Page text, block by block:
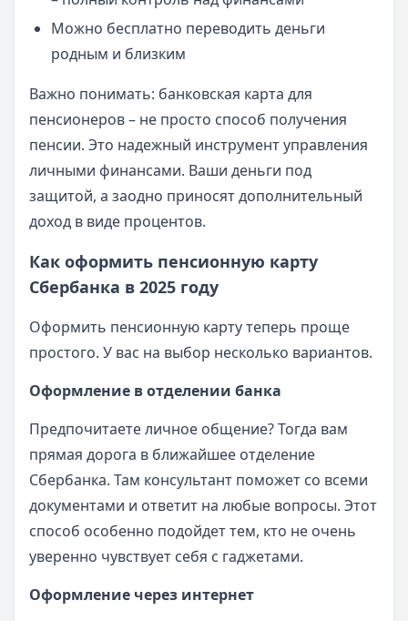
Можно бесплатно переводить деньги
родным и близким
Важно понимать: банковская карта для
пенсионеров – не просто способ получения
пенсии. Это надежный инструмент управления
личными финансами. Ваши деньги под
защитой, а заодно приносят дополнительный
доход в виде процентов.
Как оформить пенсионную карту
Сбербанка в 2025 году
Оформить пенсионную карту теперь проще
простого. У вас на выбор несколько вариантов.
Оформление в отделении банка
Предпочитаете личное общение? Тогда вам
прямая дорога в ближайшее отделение
Сбербанка. Там консультант поможет со всеми
документами и ответит на любые вопросы. Этот
способ особенно подойдет тем, кто не очень
уверенно чувствует себя с гаджетами.
Оформление через интернет